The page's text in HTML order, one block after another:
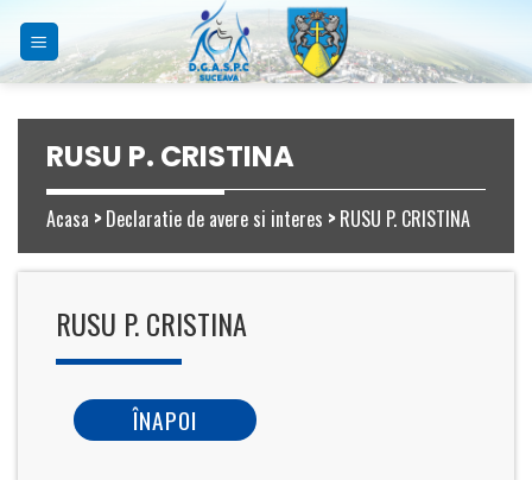
content
RUSU P. CRISTINA
Acasa >Declaratie de avere si interes >RUSU P. CRISTINA
RUSU P. CRISTINA
ÎNAPOI